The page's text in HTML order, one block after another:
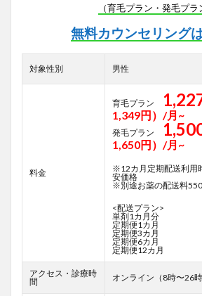
（育毛プラン・発毛プラ
無料カウンセリング
対象性別 男性
料金
育毛プラン
1,349円）/月~
発毛プラン
1,650円）/月~
※12カ月定期配送利用
安価格
※別途お薬の配送料
<配送プラン>
単剤1カ月分
定期便1カ月
定期便3カ月
定期便6カ月
定期便12カ月
アクセス・診療時
間
オンライン（8時〜26